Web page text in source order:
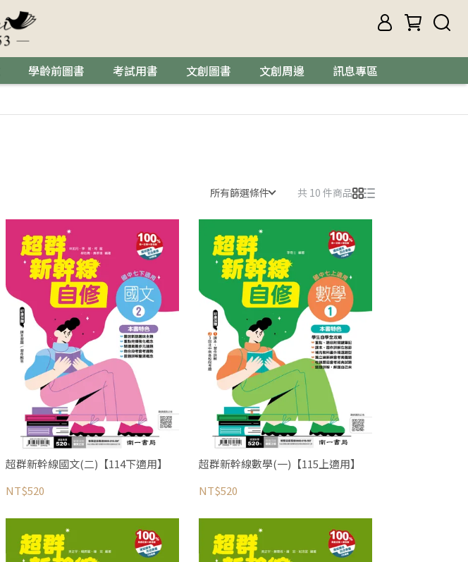
學齡前圖書 考試用書 文創圖書 文創周邊 訊息專區
所有篩選條件 共 10 件商品
超群新幹線國文(二)【114下適用】
NT$520
超群新幹線數學(一)【115上適用】
NT$520